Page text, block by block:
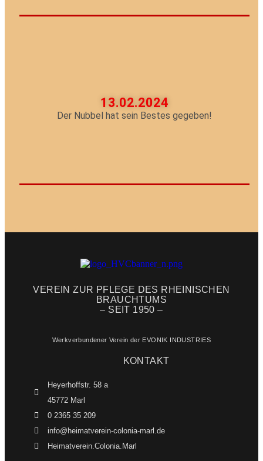
13.02.2024
Der Nubbel hat sein Bestes gegeben!
VEREIN ZUR PFLEGE DES RHEINISCHEN
BRAUCHTUMS
– SEIT 1950 –
Werkverbundener Verein der EVONIK INDUSTRIES
KONTAKT
Heyerhoffstr. 58 a
45772 Marl
0 2365 35 209
info@heimatverein-colonia-marl.de
Heimatverein.Colonia.Marl